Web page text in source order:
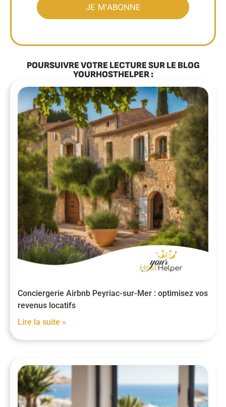
POURSUIVRE VOTRE LECTURE SUR LE BLOG
YOURHOSTHELPER :
Conciergerie Airbnb Peyriac-sur-Mer : optimisez vos
revenus locatifs
Lire la suite »